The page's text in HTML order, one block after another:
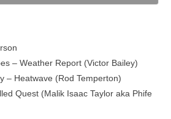
– Weather Report (Victor Bailey)
– Heatwave (Rod Temperton)
Quest (Malik Isaac Taylor aka Phife